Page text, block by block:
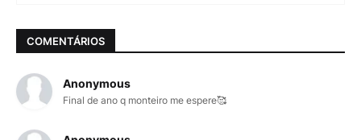
COMENTÁRIOS
Anonymous
Final de ano q monteiro me espere🥰